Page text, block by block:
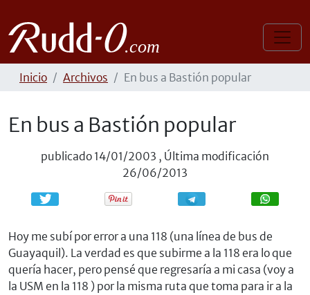
Inicio Archivos En bus a Bastión popular
En bus a Bastión popular
publicado 14/01/2003 , Última modificación
26/06/2013
Compartir Compartir
Hoy me subí por error a una 118 (una línea de bus de
Guayaquil). La verdad es que subirme a la 118 era lo que
quería hacer, pero pensé que regresaría a mi casa (voy a
la USM en la 118 ) por la misma ruta que toma para ir a la